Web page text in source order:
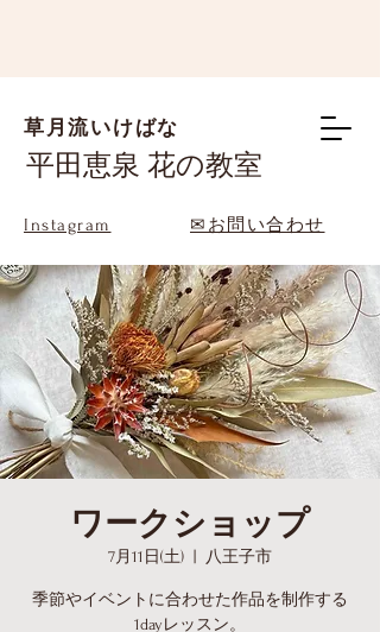
草月流いけばな
平田恵泉 花の教室
Instagram ✉お問い合わせ
ワークショップ
7月11日(土) 八王子市
季節やイベントに合わせた作品を制作する
1dayレッスン。